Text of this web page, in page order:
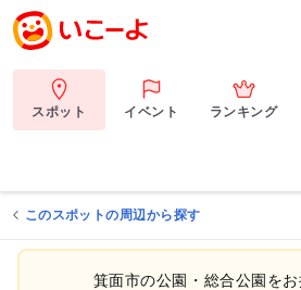
スポット イベント ランキング
このスポットの周辺から探す
箕面市の公園・総合公園を